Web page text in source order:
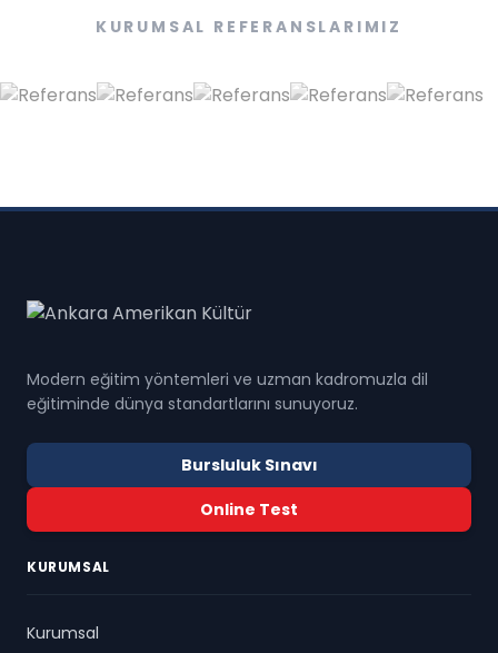
KURUMSAL REFERANSLARIMIZ
Modern eğitim yöntemleri ve uzman kadromuzla dil
eğitiminde dünya standartlarını sunuyoruz.
Bursluluk Sınavı
Online Test
KURUMSAL
Kurumsal